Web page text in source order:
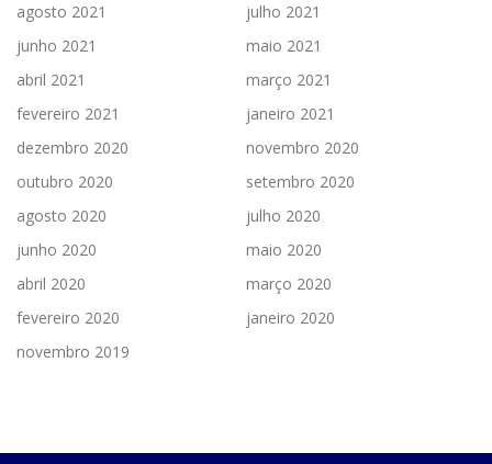
agosto 2021
julho 2021
junho 2021
maio 2021
abril 2021
março 2021
fevereiro 2021
janeiro 2021
dezembro 2020
novembro 2020
outubro 2020
setembro 2020
agosto 2020
julho 2020
junho 2020
maio 2020
abril 2020
março 2020
fevereiro 2020
janeiro 2020
novembro 2019